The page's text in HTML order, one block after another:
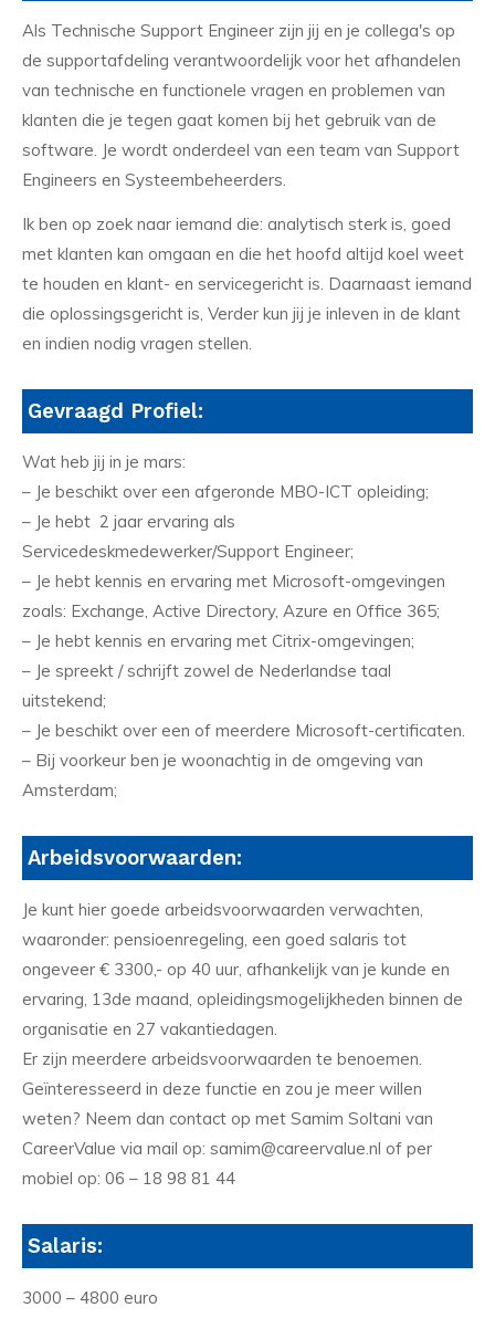
Als Technische Support Engineer zijn jij en je collega's op
de supportafdeling verantwoordelijk voor het afhandelen
van technische en functionele vragen en problemen van
klanten die je tegen gaat komen bij het gebruik van de
software. Je wordt onderdeel van een team van Support
Engineers en Systeembeheerders.
Ik ben op zoek naar iemand die: analytisch sterk is, goed
met klanten kan omgaan en die het hoofd altijd koel weet
te houden en klant- en servicegericht is. Daarnaast iemand
die oplossingsgericht is, Verder kun jij je inleven in de klant
en indien nodig vragen stellen.
Gevraagd Profiel:
Wat heb jij in je mars:
– Je beschikt over een afgeronde MBO-ICT opleiding;
– Je hebt 2 jaar ervaring als
Servicedeskmedewerker/Support Engineer;
– Je hebt kennis en ervaring met Microsoft-omgevingen
zoals: Exchange, Active Directory, Azure en Office 365;
– Je hebt kennis en ervaring met Citrix-omgevingen;
– Je spreekt / schrijft zowel de Nederlandse taal
uitstekend;
– Je beschikt over een of meerdere Microsoft-certificaten.
– Bij voorkeur ben je woonachtig in de omgeving van
Amsterdam;
Arbeidsvoorwaarden:
Je kunt hier goede arbeidsvoorwaarden verwachten,
waaronder: pensioenregeling, een goed salaris tot
ongeveer € 3300,- op 40 uur, afhankelijk van je kunde en
ervaring, 13de maand, opleidingsmogelijkheden binnen de
organisatie en 27 vakantiedagen.
Er zijn meerdere arbeidsvoorwaarden te benoemen.
Geïnteresseerd in deze functie en zou je meer willen
weten? Neem dan contact op met Samim Soltani van
CareerValue via mail op: samim@careervalue.nl of per
mobiel op: 06 – 18 98 81 44
Salaris:
3000 – 4800 euro